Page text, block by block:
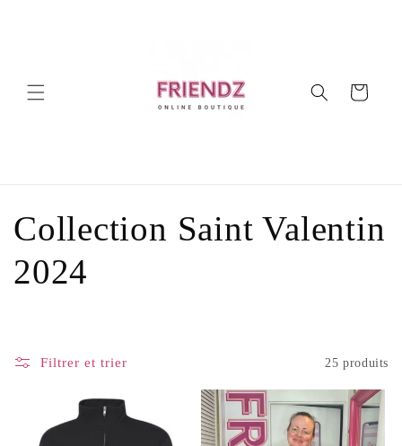
Panier
C
o
l
Collection Saint Valentin
2024
Filtrer et trier 25 produits